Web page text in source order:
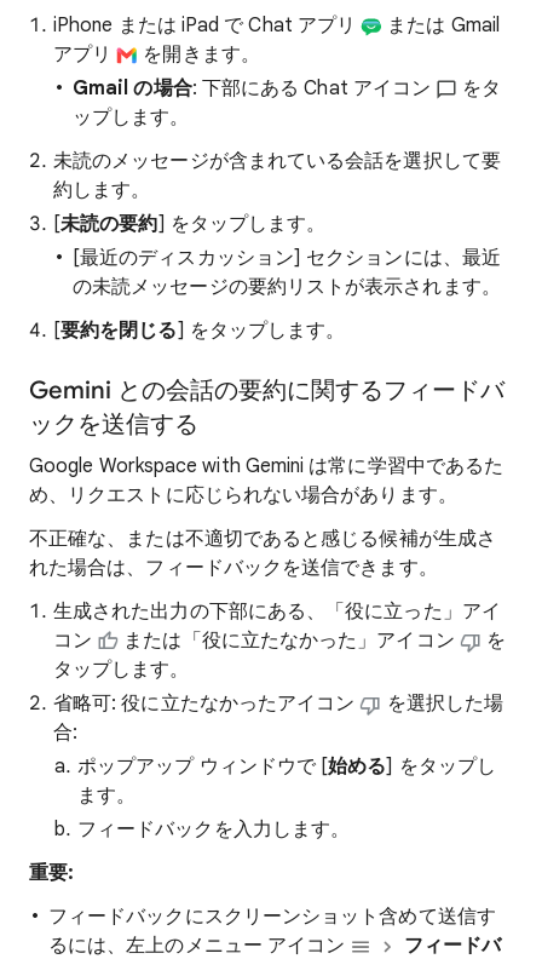
iPhone または iPad で Chat アプリ
または Gmail
アプリ
を開きます。
Gmail の場合: 下部にある Chat アイコン
をタ
ップします。
未読のメッセージが含まれている会話を選択して要
約します。
[未読の要約] をタップします。
[最近のディスカッション] セクションには、最近
の未読メッセージの要約リストが表示されます。
[要約を閉じる] をタップします。
Gemini との会話の要約に関するフィードバ
ックを送信する
Google Workspace with Gemini は常に学習中であるた
め、リクエストに応じられない場合があります。
不正確な、または不適切であると感じる候補が生成さ
れた場合は、フィードバックを送信できます。
生成された出力の下部にある、「役に立った」アイ
コン
または「役に立たなかった」アイコン
を
タップします。
省略可: 役に立たなかったアイコン
を選択した場
合:
ポップアップ ウィンドウで [始める] をタップし
ます。
フィードバックを入力します。
重要:
フィードバックにスクリーンショット含めて送信す
るには、左上のメニュー アイコン
フィードバ